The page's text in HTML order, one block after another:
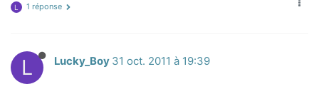
L 1 réponse
L Lucky_Boy 31 oct. 2011 à 19:39